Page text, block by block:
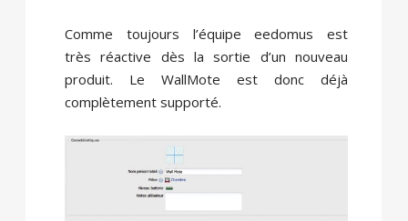
Comme toujours l’équipe eedomus est
très réactive dès la sortie d’un nouveau
produit. Le WallMote est donc déjà
complètement supporté.